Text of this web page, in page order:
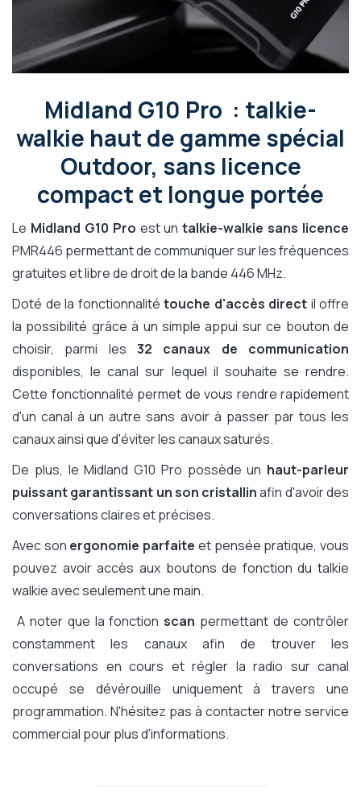
Midland G10 Pro : talkie-
walkie haut de gamme spécial
Outdoor, sans licence
compact et longue portée
Le Midland G10 Pro est untalkie-walkie sans licence
PMR446 permettant de communiquer sur les fréquences
gratuites et libre de droit de la bande 446 MHz.
Doté de la fonctionnalité touche d'accès direct il offre
la possibilité grâce à un simple appui sur ce bouton de
choisir, parmi les 32 canaux de communication
disponibles, le canal sur lequel il souhaite se rendre.
Cette fonctionnalité permet de vous rendre rapidement
d'un canal à un autre sans avoir à passer par tous les
canaux ainsi que d'éviter les canaux saturés.
De plus, le Midland G10 Pro possède un haut-parleur
puissant garantissant un son cristallinafin d'avoir des
conversations claires et précises.
Avec son ergonomie parfaite et pensée pratique, vous
pouvez avoir accès aux boutons de fonction du talkie
walkie avec seulement une main.
A noter que la fonctionscan permettant de contrôler
constamment les canaux afin de trouver les
conversations en cours et régler la radio sur canal
occupé se dévérouille uniquement à travers une
programmation. N'hésitez pas à contacter notre service
commercial pour plus d'informations.